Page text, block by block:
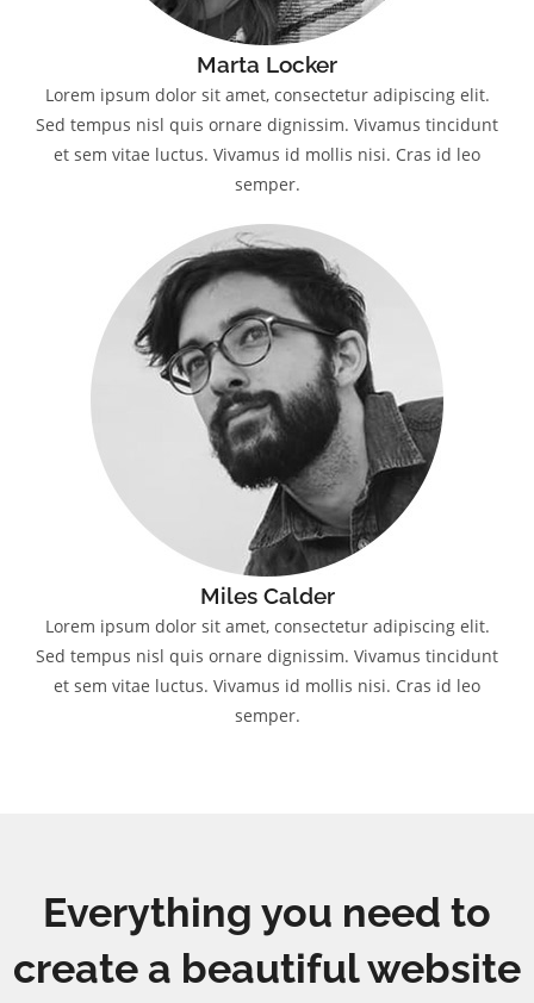
Marta Locker
Lorem ipsum dolor sit amet, consectetur adipiscing elit.
Sed tempus nisl quis ornare dignissim. Vivamus tincidunt
et sem vitae luctus. Vivamus id mollis nisi. Cras id leo
semper.
Miles Calder
Lorem ipsum dolor sit amet, consectetur adipiscing elit.
Sed tempus nisl quis ornare dignissim. Vivamus tincidunt
et sem vitae luctus. Vivamus id mollis nisi. Cras id leo
semper.
Everything you need to
create a beautiful website